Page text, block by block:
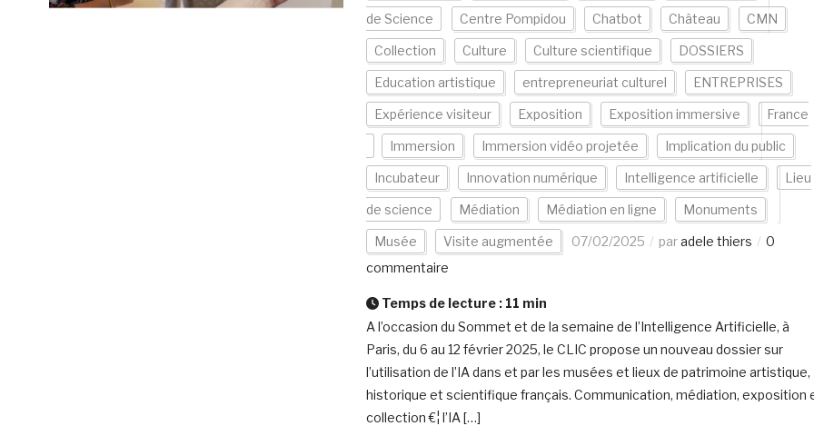
de Science Centre Pompidou Chatbot Château CMN
Collection Culture Culture scientifique DOSSIERS
Education artistique entrepreneuriat culturel ENTREPRISES
Expérience visiteur Exposition Exposition immersive France
Immersion Immersion vidéo projetée Implication du public
Incubateur Innovation numérique Intelligence artificielle Lieu
de science Médiation Médiation en ligne Monuments
Musée Visite augmentée 07/02/2025 paradele thiers
0
commentaire
Temps de lecture : 11 min
A l’occasion du Sommet et de la semaine de l’Intelligence Artificielle, à
Paris, du 6 au 12 février 2025, le CLIC propose un nouveau dossier sur
l’utilisation de l’IA dans et par les musées et lieux de patrimoine artistique,
historique et scientifique français. Communication, médiation, exposition
collection €¦ l’IA […]